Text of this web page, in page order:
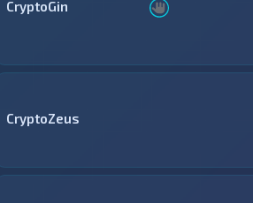
CryptoGin
CryptoZeus